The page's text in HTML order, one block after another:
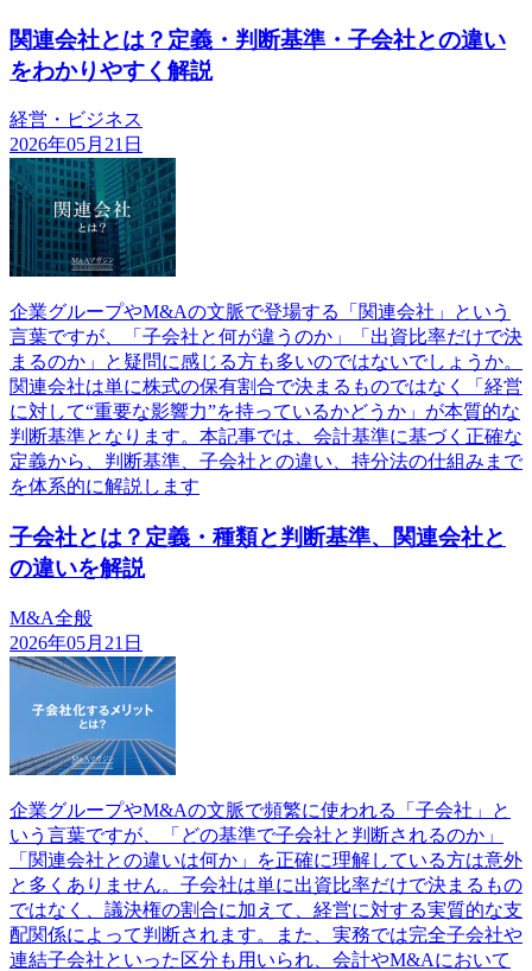
関連会社とは？定義・判断基準・子会社との違い
をわかりやすく解説
経営・ビジネス
2026年05月21日
企業グループやM&Aの文脈で登場する「関連会社」という
言葉ですが、「子会社と何が違うのか」「出資比率だけで決
まるのか」と疑問に感じる方も多いのではないでしょうか。
関連会社は単に株式の保有割合で決まるものではなく「経営
に対して“重要な影響力”を持っているかどうか」が本質的な
判断基準となります。本記事では、会計基準に基づく正確な
定義から、判断基準、子会社との違い、持分法の仕組みまで
を体系的に解説します
子会社とは？定義・種類と判断基準、関連会社と
の違いを解説
M&A全般
2026年05月21日
企業グループやM&Aの文脈で頻繁に使われる「子会社」と
いう言葉ですが、「どの基準で子会社と判断されるのか」
「関連会社との違いは何か」を正確に理解している方は意外
と多くありません。子会社は単に出資比率だけで決まるもの
ではなく、議決権の割合に加えて、経営に対する実質的な支
配関係によって判断されます。また、実務では完全子会社や
連結子会社といった区分も用いられ、会計やM&Aにおいて